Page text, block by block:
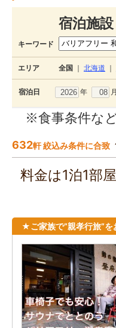
宿泊施設
キーワード
エリア 全国 北海道
宿泊日 年 月
※食事条件な
632軒 絞込み条件に合致
料金は1泊1部
★ご家族で”親孝行旅”